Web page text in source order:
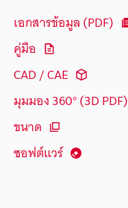
เอกสารข้อมูล (PDF)
คู่มือ
CAD / CAE
มุมมอง 360° (3D PDF)
ขนาด
ซอฟต์แวร์